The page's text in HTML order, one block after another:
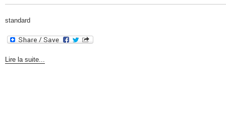
standard
Lire la suite...